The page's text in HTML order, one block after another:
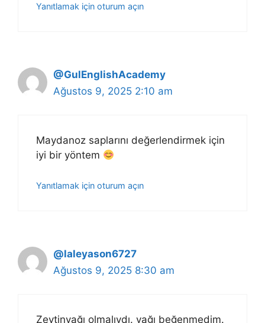
Yanıtlamak için oturum açın
@GulEnglishAcademy
Ağustos 9, 2025 2:10 am
Maydanoz saplarını değerlendirmek için
iyi bir yöntem
Yanıtlamak için oturum açın
@laleyason6727
Ağustos 9, 2025 8:30 am
Zeytinyağı olmalıydı. yağı beğenmedim.